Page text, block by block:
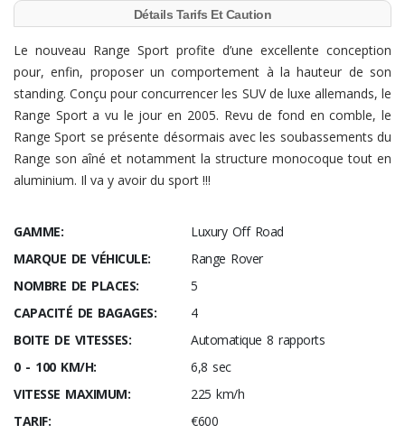
Détails Tarifs Et Caution
Le nouveau Range Sport profite d’une excellente conception
pour, enfin, proposer un comportement à la hauteur de son
standing. Conçu pour concurrencer les SUV de luxe allemands, le
Range Sport a vu le jour en 2005. Revu de fond en comble, le
Range Sport se présente désormais avec les soubassements du
Range son aîné et notamment la structure monocoque tout en
aluminium. Il va y avoir du sport !!!
GAMME:
Luxury Off Road
MARQUE DE VÉHICULE:
Range Rover
NOMBRE DE PLACES:
5
CAPACITÉ DE BAGAGES:
4
BOITE DE VITESSES:
Automatique 8 rapports
0 - 100 KM/H:
6,8 sec
VITESSE MAXIMUM:
225 km/h
TARIF:
€600